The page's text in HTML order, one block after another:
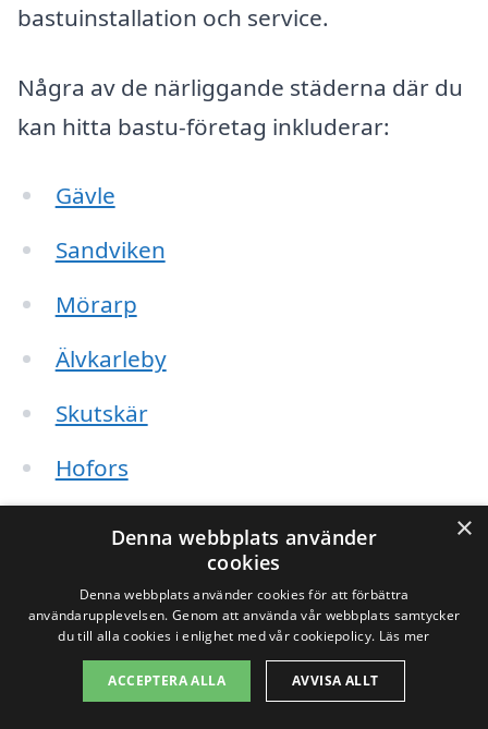
bastuinstallation och service.
Några av de närliggande städerna där du
kan hitta bastu-företag inkluderar:
Gävle
Sandviken
Mörarp
Älvkarleby
Skutskär
Hofors
Hedesunda
Iggesund
×
Denna webbplats använder
cookies
Denna webbplats använder cookies för att förbättra
användarupplevelsen. Genom att använda vår webbplats samtycker
du till alla cookies i enlighet med vår cookiepolicy. Läs mer
ACCEPTERA ALLA AVVISA ALLT